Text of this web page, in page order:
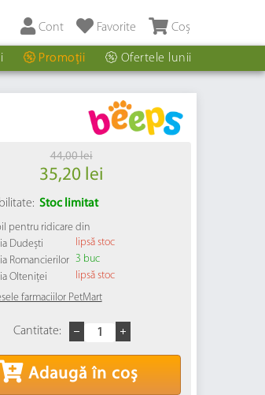
Coș
Favorite
Cont
Promoții Ofertele lunii
44,00 lei
35,20 lei
Stoc limitat
pentru ridicare din
Dudești lipsă stoc
Romancierilor 3 buc
Olteniței
lipsă stoc
farmaciilor PetMart
Cantitate:
Adaugă în coș